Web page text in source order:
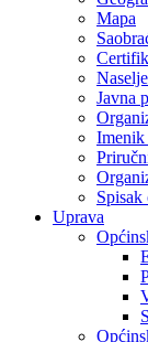
Mapa
Javna
Uprava